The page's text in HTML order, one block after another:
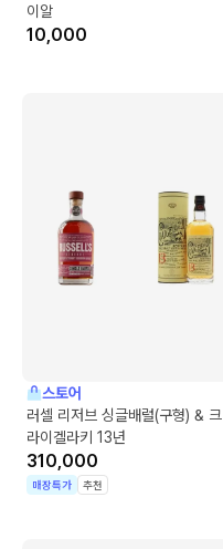
이알
10,000
스토어
러셀 리저브 싱글배럴(구형) & 크
라이겔라키 13년
310,000
매장특가 추천